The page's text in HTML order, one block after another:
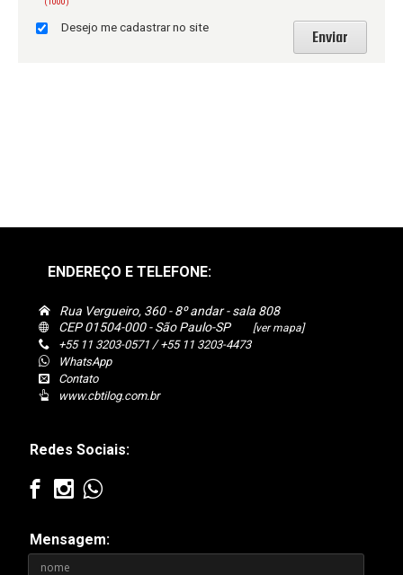
ENDEREÇO E TELEFONE:
Rua Vergueiro, 360 - 8º andar - sala 808
CEP 01504-000 - São Paulo-SP
[ver mapa]
+55 11 3203-0571/+55 11 3203-4473
WhatsApp
Contato
www.cbtilog.com.br
Redes Sociais:
Mensagem: